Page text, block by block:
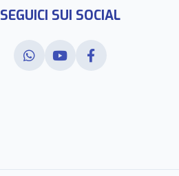
SEGUICI SUI SOCIAL